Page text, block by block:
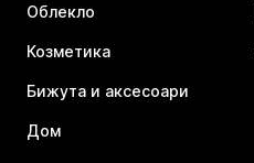
Облекло
Козметика
Бижута и аксесоари
Дом